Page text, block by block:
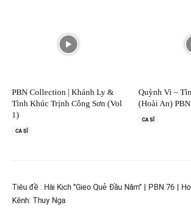
PBN Collection | Khánh Ly &
Tình Khúc Trịnh Công Sơn (Vol
1)
CA SĨ
Quỳnh Vi –
(Hoài An)
CA SĨ
Tiêu đề : Hài Kịch "Gieo Quẻ Đầu Năm" | PBN 76 |
Kênh: Thuy Nga